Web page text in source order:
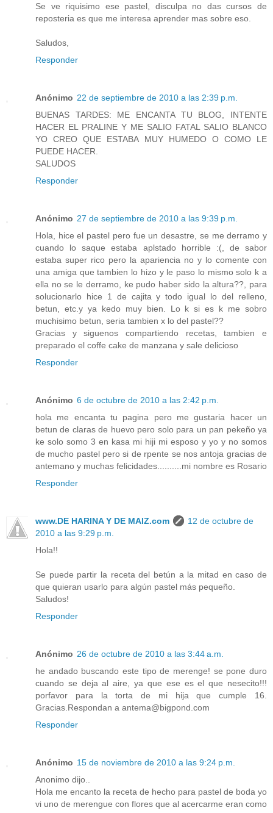
Se ve riquisimo ese pastel, disculpa no das cursos de
reposteria es que me interesa aprender mas sobre eso.
Saludos,
Responder
Anónimo 22 de septiembre de 2010 a las 2:39 p.m.
BUENAS TARDES: ME ENCANTA TU BLOG, INTENTE
HACER EL PRALINE Y ME SALIO FATAL SALIO BLANCO
YO CREO QUE ESTABA MUY HUMEDO O COMO LE
PUEDE HACER.
SALUDOS
Responder
Anónimo 27 de septiembre de 2010 a las 9:39 p.m.
Hola, hice el pastel pero fue un desastre, se me derramo y
cuando lo saque estaba aplstado horrible :(, de sabor
estaba super rico pero la apariencia no y lo comente con
una amiga que tambien lo hizo y le paso lo mismo solo k a
ella no se le derramo, ke pudo haber sido la altura??, para
solucionarlo hice 1 de cajita y todo igual lo del relleno,
betun, etc.y ya kedo muy bien. Lo k si es k me sobro
muchisimo betun, seria tambien x lo del pastel??
Gracias y siguenos compartiendo recetas, tambien e
preparado el coffe cake de manzana y sale delicioso
Responder
Anónimo 6 de octubre de 2010 a las 2:42 p.m.
hola me encanta tu pagina pero me gustaria hacer un
betun de claras de huevo pero solo para un pan pekeño ya
ke solo somo 3 en kasa mi hiji mi esposo y yo y no somos
de mucho pastel pero si de rpente se nos antoja gracias de
antemano y muchas felicidades..........mi nombre es Rosario
Responder
www.DE HARINA Y DE MAIZ.com
12 de octubre de
2010 a las 9:29 p.m.
Hola!!
Se puede partir la receta del betún a la mitad en caso de
que quieran usarlo para algún pastel más pequeño.
Saludos!
Responder
Anónimo 26 de octubre de 2010 a las 3:44 a.m.
he andado buscando este tipo de merenge! se pone duro
cuando se deja al aire, ya que ese es el que nesecito!!!
porfavor para la torta de mi hija que cumple 16.
Gracias.Respondan a antema@bigpond.com
Responder
Anónimo 15 de noviembre de 2010 a las 9:24 p.m.
Anonimo dijo..
Hola me encanto la receta de hecho para pastel de boda yo
vi uno de merengue con flores que al acercarme eran como